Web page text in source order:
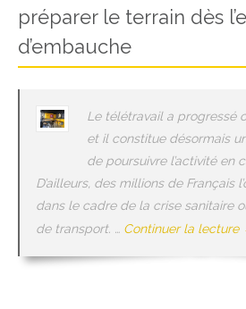
préparer le terrain dès
d’embauche
Le télétravail a progressé
et il constitue désormais
de poursuivre l’activité en
D’ailleurs, des millions de Français
dans le cadre de la crise sanitaire
de transport. … Continuer la lecture